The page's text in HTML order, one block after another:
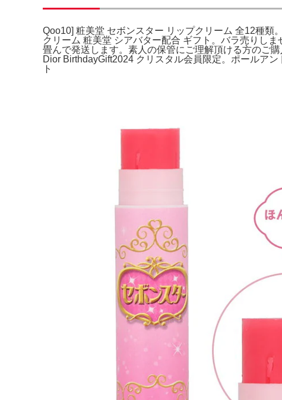
Qoo10] 粧美堂 セボンスター リップクリーム 全12種
クリーム 粧美堂 シアバター配合 ギフト。バラ売りし
畳んで発送します。素人の保管にご理解頂ける方のご
Dior BirthdayGift2024 クリスタル会員限定。ポール
ト